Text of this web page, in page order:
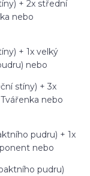
+ 2x střední
nebo
+ 1x velký
nebo
stíny) + 3x
nebo
pudru) + 1x
nebo
pudru)